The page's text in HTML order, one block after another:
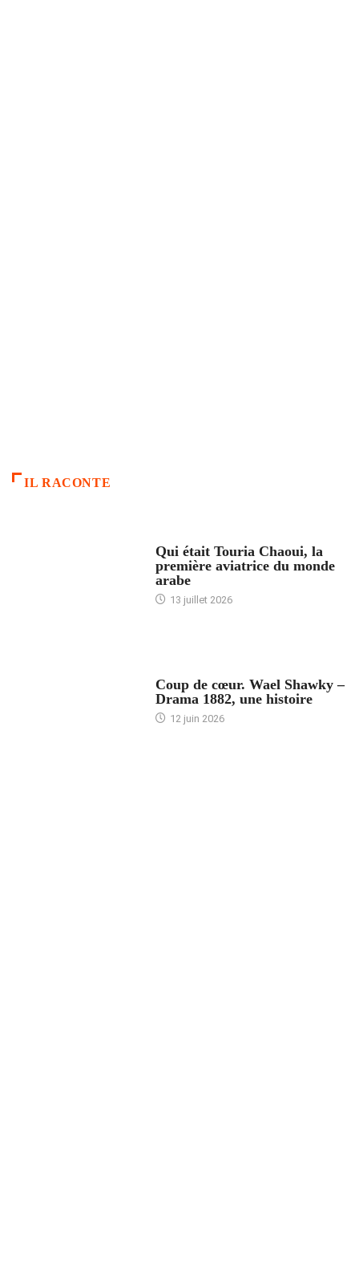
IL RACONTE
Qui était Touria Chaoui, la
première aviatrice du monde
arabe
13 juillet 2026
Coup de cœur. Wael Shawky –
Drama 1882, une histoire
12 juin 2026